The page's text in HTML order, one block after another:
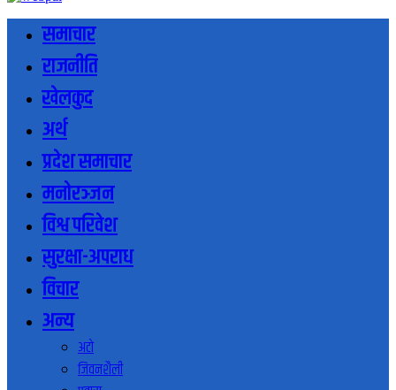
समाचार
राजनीति
खेलकुद
अर्थ
प्रदेश समाचार
मनोरञ्जन
विश्व परिवेश
सुरक्षा-अपराध
विचार
अन्य
अटो
जिवनशैली